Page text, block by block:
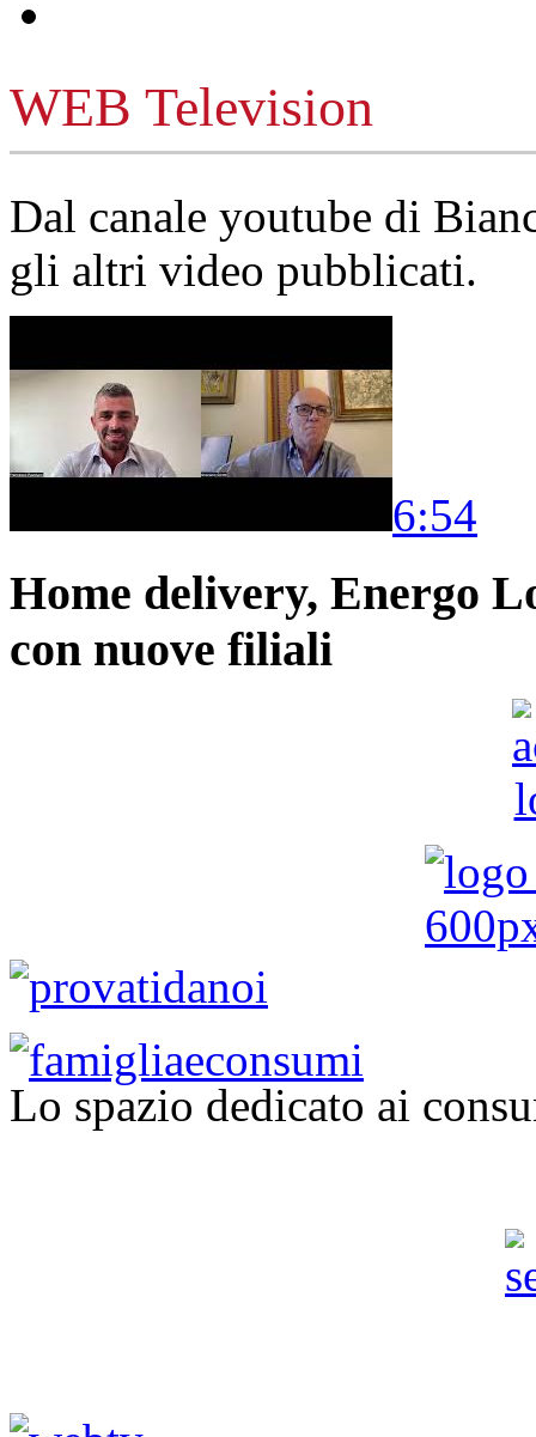
WEB Television
Dal canale youtube di
gli altri video pubblicati.
6:54
Home delivery, Energo
con nuove filiali
Lo spazio dedicato ai